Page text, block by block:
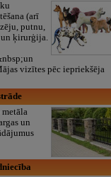
(arī
putnu,
un ķirurģija.
vizītes pēc iepriekšēja
un